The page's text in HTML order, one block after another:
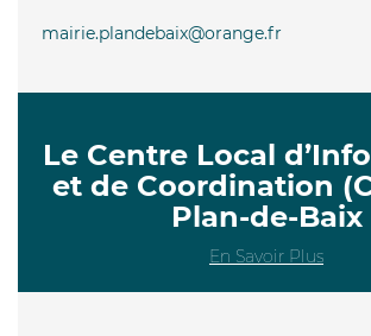
mairie.plandebaix@orange.fr
Le Centre Local
et de Coordination
Plan-de-Baix
En Savoir Plus